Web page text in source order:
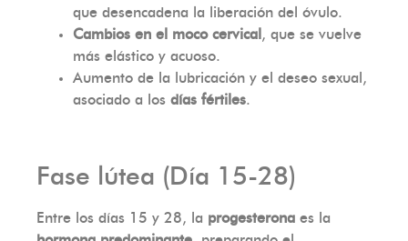
que desencadena la liberación del óvulo.
Cambios en el moco cervical , que se vuelve
más elástico y acuoso.
Aumento de la lubricación y el deseo sexual,
asociado a los días fértiles.
Fase lútea (Día 15-28)
Entre los días 15 y 28, la progesterona es la